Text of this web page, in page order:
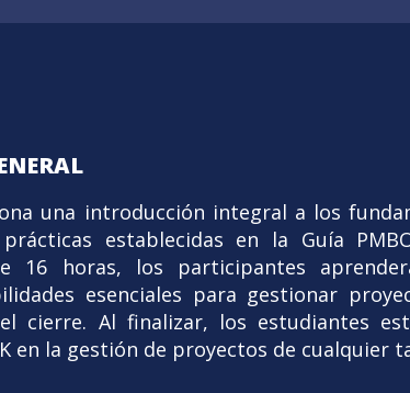
una introducción integral a los
establecidas en la Guía
16 horas, los participantes
esenciales para gestionar
cierre. Al finalizar, los estudiantes
en la gestión de proyectos de cualquier